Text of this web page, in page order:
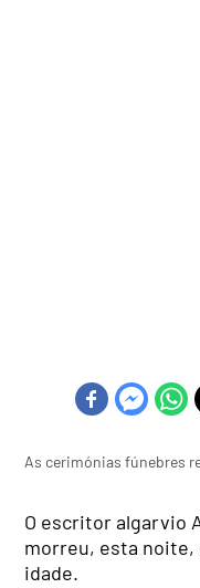
As cerimónias fúnebres
O escritor algarvio
morreu, esta noite,
idade.